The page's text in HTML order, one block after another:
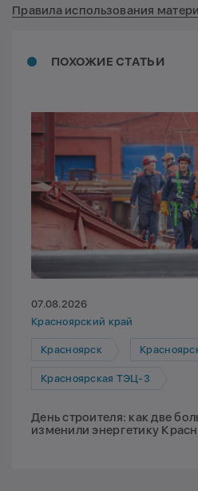
ПОХОЖИЕ СТАТЬИ
07.08.2026
Красноярский край
Красноярск
Красноярская ТЭЦ-3
День строителя: как две
изменили энергетику
Правила использования